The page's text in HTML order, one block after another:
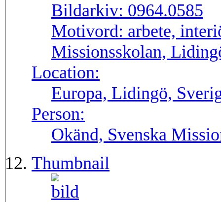
Bildarkiv: 0964.0585
Motivord: arbete,
Missionsskolan,
Location:
Europa, Lidingö,
Person:
Okänd, Svenska
Thumbnail